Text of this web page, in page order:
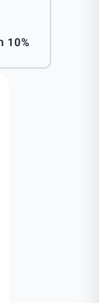
10% הנחת EASTCARD